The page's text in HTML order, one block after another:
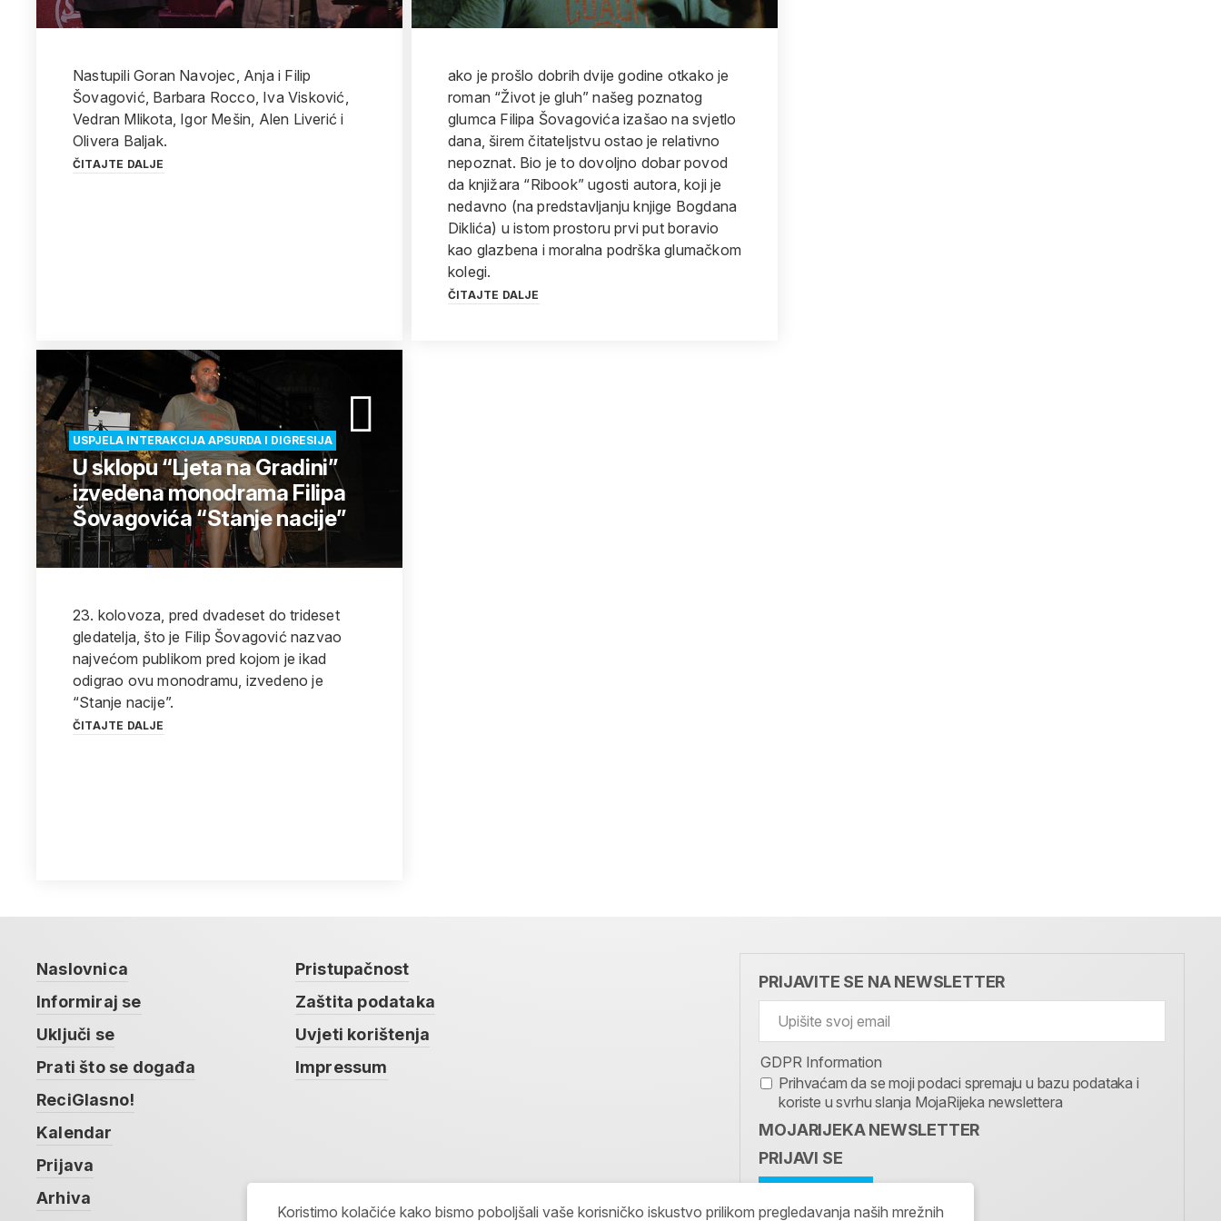
Nastupili Goran Navojec, Anja i Filip
Šovagović, Barbara Rocco, Iva Visković,
Vedran Mlikota, Igor Mešin, Alen Liverić i
Olivera Baljak.
ČITAJTE DALJE
ako je prošlo dobrih dvije godine otkako je
roman “Život je gluh” našeg poznatog
glumca Filipa Šovagovića izašao na svjetlo
dana, širem čitateljstvu ostao je relativno
nepoznat. Bio je to dovoljno dobar povod
da knjižara “Ribook” ugosti autora, koji je
nedavno (na predstavljanju knjige Bogdana
Diklića) u istom prostoru prvi put boravio
kao glazbena i moralna podrška glumačkom
kolegi.
ČITAJTE DALJE
USPJELA INTERAKCIJA APSURDA I DIGRESIJA
U sklopu “Ljeta na Gradini”
izvedena monodrama Filipa
Šovagovića “Stanje nacije”
23. kolovoza, pred dvadeset do trideset
gledatelja, što je Filip Šovagović nazvao
najvećom publikom pred kojom je ikad
odigrao ovu monodramu, izvedeno je
“Stanje nacije”.
ČITAJTE DALJE
Naslovnica
Informiraj se
Uključi se
Prati što se događa
ReciGlasno!
Kalendar
Prijava
Arhiva
Pristupačnost
Zaštita podataka
Uvjeti korištenja
Impressum
PRIJAVITE SE NA NEWSLETTER
GDPR Information
Prihvaćam da se moji podaci spremaju u bazu podataka i
koriste u svrhu slanja MojaRijeka newslettera
MOJARIJEKA NEWSLETTER
PRIJAVI SE
Koristimo kolačiće kako bismo poboljšali vaše korisničko iskustvo prilikom pregledavanja naših mrežnih